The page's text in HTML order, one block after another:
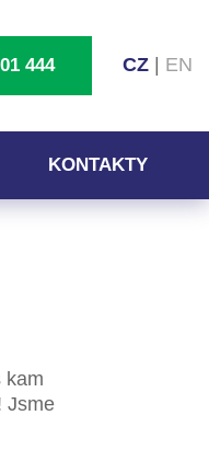
444 CZ EN
KONTAKTY
kam
Jsme